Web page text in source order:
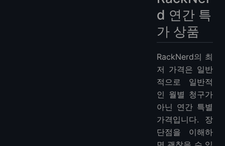
d 연간 특
가 상품
RackNerd의 최
저 가격은 일반
적으로 일반적
인 월별 청구가
아닌 연간 특별
가격입니다. 장
단점을 이해하